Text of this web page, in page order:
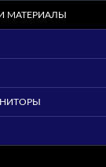
МАТЕРИАЛЫ